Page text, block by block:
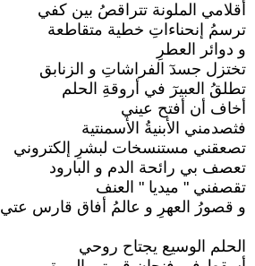
أقلامي الملونة تتراقصُ بين كفي
ترسمُ إنحناءاتِ خطية متقاطعة
و دوائر العطرِ
تختزل جسدٓ الفراشاتِ و الزنابق
تطلقُ العبيرٓ في أروقةِ الحلم
أخاف أن أفتح عيني
فثصدمني الأبنيةُ الأسمنتية
تصعقني مستنسخات لبشرِ إلكتروني
تعصف بي رائحة الدم و البارود
تقصفني " ميديا " العنف
و قصورُ العهرِ و عالمُ أفاق قارس عتي
الحلم الوسيع يجتاح روحي